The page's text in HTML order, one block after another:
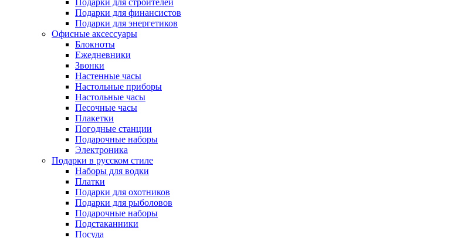
Подарки для строителей
Подарки для финансистов
Подарки для энергетиков
Офисные аксессуары
Блокноты
Ежедневники
Звонки
Настенные часы
Настольные приборы
Настольные часы
Песочные часы
Плакетки
Погодные станции
Подарочные наборы
Электроника
Подарки в русском стиле
Наборы для водки
Платки
Подарки для охотников
Подарки для рыболовов
Подарочные наборы
Подстаканники
Посуда